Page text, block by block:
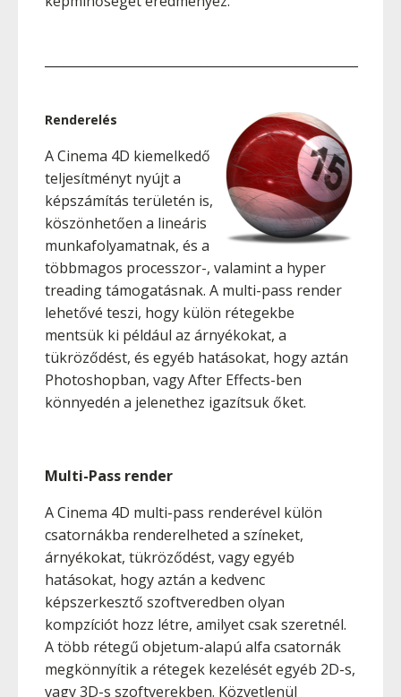
Renderelés
A Cinema 4D kiemelkedő
teljesítményt nyújt a
képszámítás területén is,
köszönhetően a lineáris
munkafolyamatnak, és a
többmagos processzor-, valamint a hyper
treading támogatásnak. A multi-pass render
lehetővé teszi, hogy külön rétegekbe
mentsük ki például az árnyékokat, a
tükröződést, és egyéb hatásokat, hogy aztán
Photoshopban, vagy After Effects-ben
könnyedén a jelenethez igazítsuk őket.
Multi-Pass render
A Cinema 4D multi-pass renderével külön
csatornákba renderelheted a színeket,
árnyékokat, tükröződést, vagy egyéb
hatásokat, hogy aztán a kedvenc
képszerkesztő szoftveredben olyan
kompzíciót hozz létre, amilyet csak szeretnél.
A több rétegű objetum-alapú alfa csatornák
megkönnyítik a rétegek kezelését egyéb 2D-s,
vagy 3D-s szoftverekben. Közvetlenül